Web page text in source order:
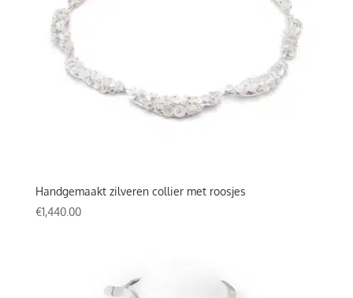
Handgemaakt zilveren collier met roosjes
€1,440.00